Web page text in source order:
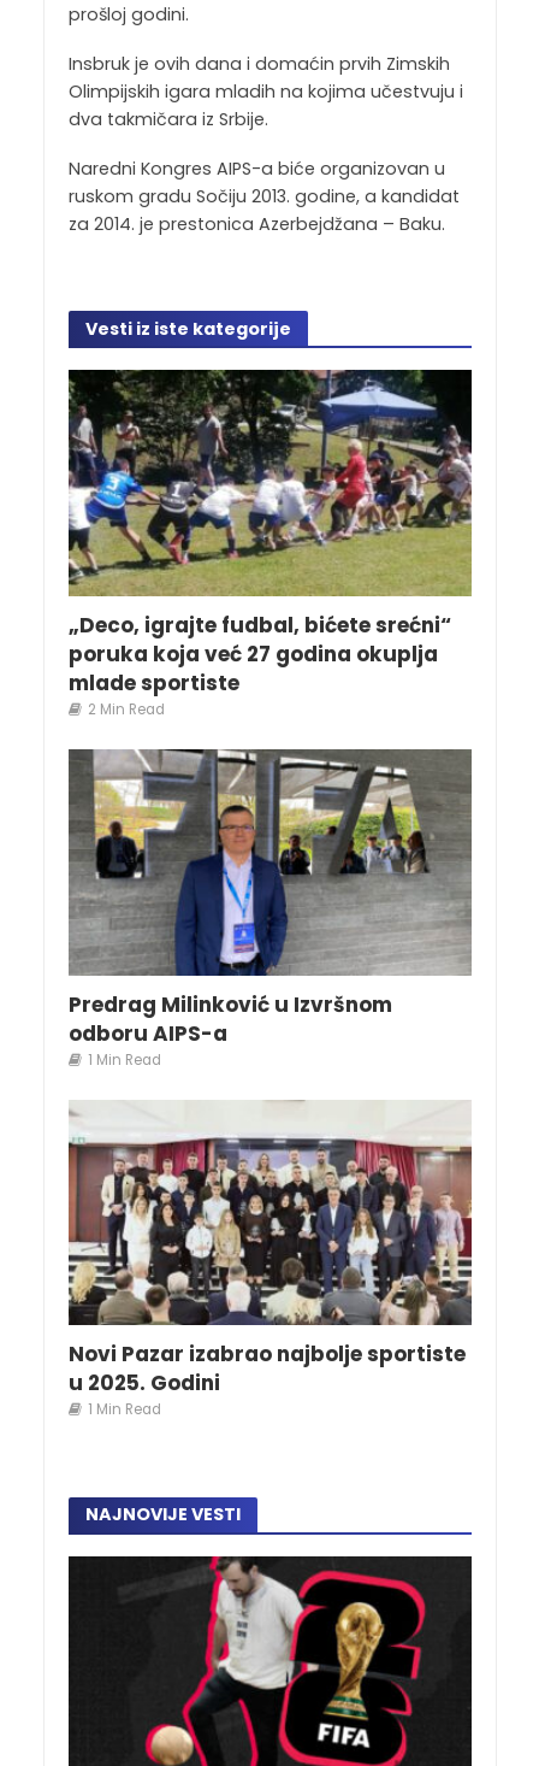
prošloj godini.
Insbruk je ovih dana i domaćin prvih Zimskih
Olimpijskih igara mladih na kojima učestvuju i
dva takmičara iz Srbije.
Naredni Kongres AIPS-a biće organizovan u
ruskom gradu Sočiju 2013. godine, a kandidat
za 2014. je prestonica Azerbejdžana – Baku.
Vesti iz iste kategorije
„Deco, igrajte fudbal, bićete srećni“
poruka koja već 27 godina okuplja
mlade sportiste
2 Min Read
Predrag Milinković u Izvršnom
odboru AIPS-a
1 Min Read
Novi Pazar izabrao najbolje sportiste
u 2025. Godini
1 Min Read
NAJNOVIJE VESTI